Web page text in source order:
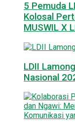
5 Pemuda
Kolosal
MUSWIL X
LDII
Nasional